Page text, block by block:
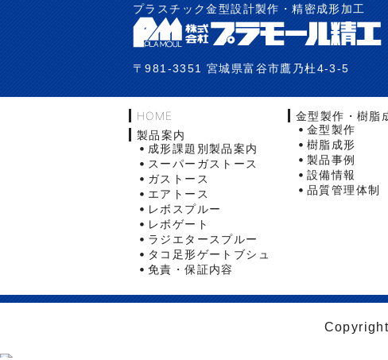
プラスチック金型設計製作・精密成形加工
〒981-3351 宮城県富谷市鷹乃杜4-3-5
HOME
製品案内
成形課題別製品案内
スーパーガストース
ガストース
エアトース
レボスプルー
レボゲート
ラジエタースプルー
タコ足形ゲートブシュ
免責・保証内容
金型製作・樹脂
金型製作
樹脂成形
製品事例
設備情報
品質管理体制